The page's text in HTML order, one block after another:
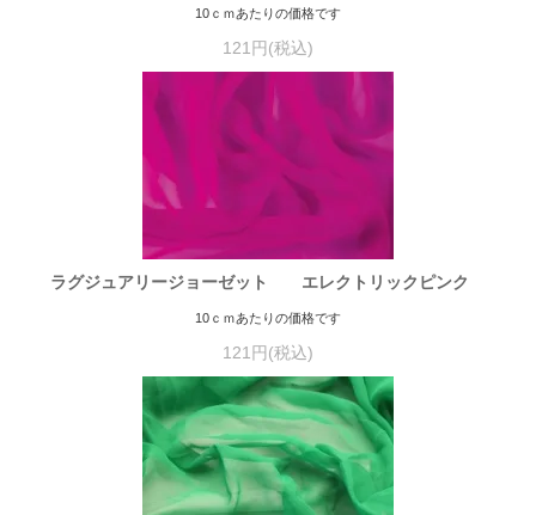
10ｃｍあたりの価格です
121円(税込)
ラグジュアリージョーゼット エレクトリックピンク
10ｃｍあたりの価格です
121円(税込)